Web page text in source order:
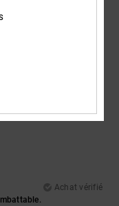
Achat vérifié